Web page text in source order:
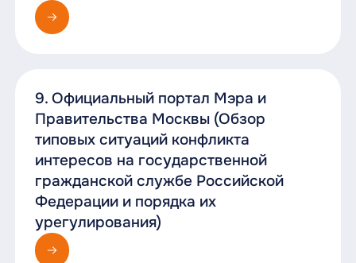
9. Официальный портал Мэра и
Правительства Москвы (Обзор
типовых ситуаций конфликта
интересов на государственной
гражданской службе Российской
Федерации и порядка их
урегулирования)